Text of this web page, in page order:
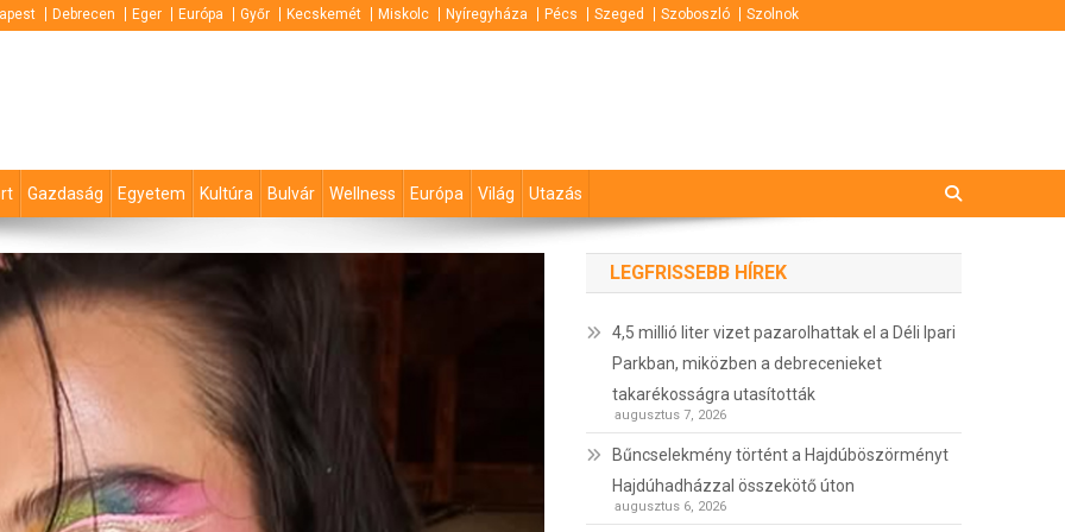
Debrecen Eger Európa Győr Kecskemét Miskolc Nyíregyháza Pécs Szeged Szoboszló Szolnok
Gazdaság Egyetem Kultúra Bulvár Wellness Európa Világ Utazás
LEGFRISSEBB HÍREK
4,5 millió liter vizet pazarolhattak el a Déli Ipari
Parkban, miközben a debrecenieket
takarékosságra utasították
augusztus 7, 2026
Bűncselekmény történt a Hajdúböszörményt
Hajdúhadházzal összekötő úton
augusztus 6, 2026